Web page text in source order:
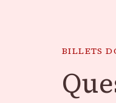
BILLETS